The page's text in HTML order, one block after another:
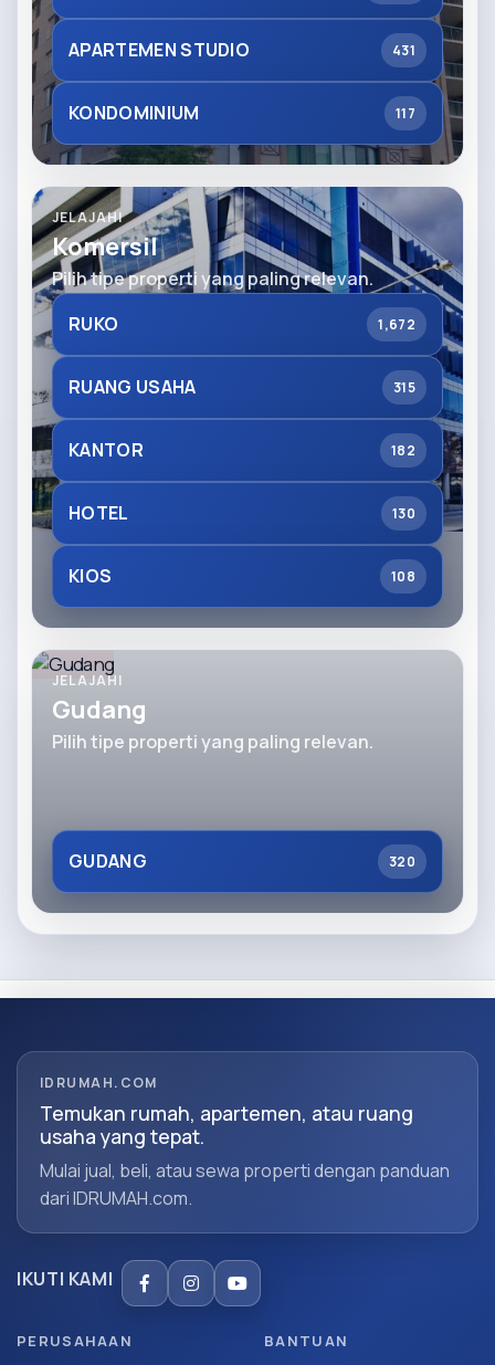
APARTEMEN STUDIO 431
KONDOMINIUM 117
JELAJAHI
Komersil
Pilih tipe properti yang paling relevan.
RUKO
1,672
RUANG USAHA 315
KANTOR 182
HOTEL 130
KIOS 108
JELAJAHI
Gudang
Pilih tipe properti yang paling relevan.
GUDANG 320
IDRUMAH.COM
Temukan rumah, apartemen, atau ruang
usaha yang tepat.
Mulai jual, beli, atau sewa properti dengan panduan
dari IDRUMAH.com.
IKUTI KAMI
PERUSAHAAN BANTUAN